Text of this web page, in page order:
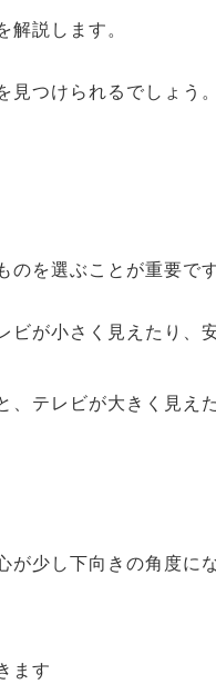
解説します。
つけられるでしょう。
を選ぶことが重要です
が小さく見えたり、
テレビが大きく見え
が少し下向きの角度に
ます